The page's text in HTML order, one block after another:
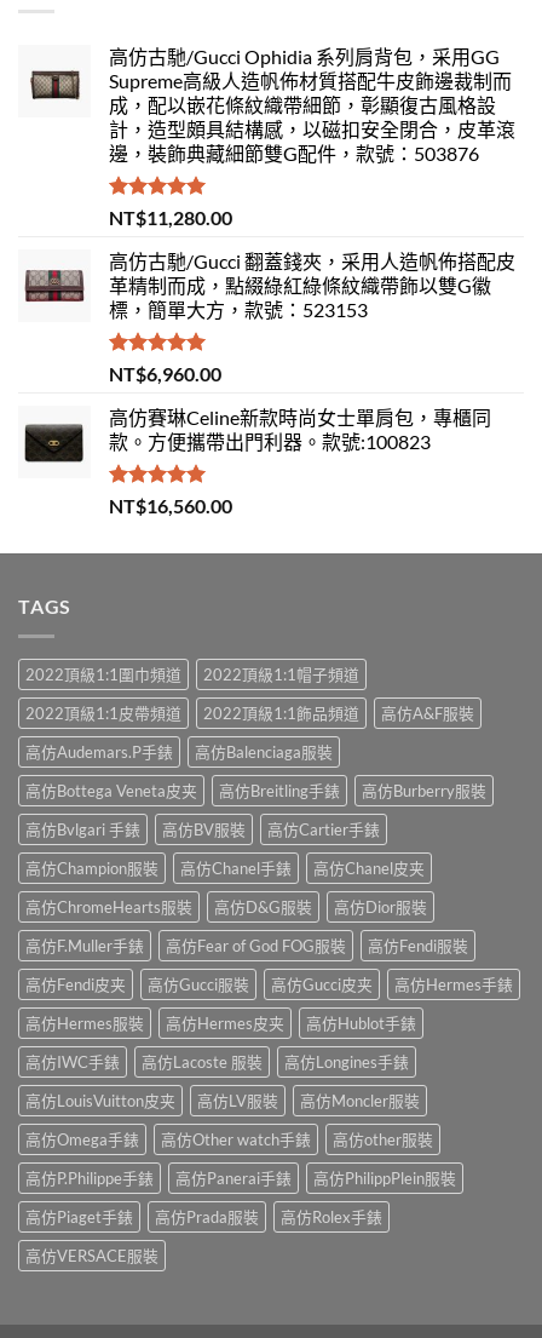
高仿古馳/Gucci Ophidia 系列肩背包，采用GG
Supreme高級人造帆佈材質搭配牛皮飾邊裁制而
成，配以嵌花條紋織帶細節，彰顯復古風格設
計，造型頗具結構感，以磁扣安全閉合，皮革滾
邊，裝飾典藏細節雙G配件，款號：503876
評分5.00
滿分 5
NT$11,280.00
高仿古馳/Gucci 翻蓋錢夾，采用人造帆佈搭配皮
革精制而成，點綴綠紅綠條紋織帶飾以雙G徽
標，簡單大方，款號：523153
評分 5.00
滿分 5
NT$6,960.00
高仿賽琳Celine新款時尚女士單肩包，專櫃同
款。方便攜帶出門利器。款號:100823
評分5.00
滿分 5
NT$16,560.00
TAGS
2022頂級1:1圍巾頻道
2022頂級1:1帽子頻道
2022頂級1:1皮帶頻道
2022頂級1:1飾品頻道
高仿A&F服裝
高仿Audemars.P手錶
高仿Balenciaga服裝
高仿Bottega Veneta皮夹
高仿Breitling手錶
高仿Burberry服裝
高仿Bvlgari 手錶
高仿BV服裝
高仿Cartier手錶
高仿Champion服裝
高仿Chanel手錶
高仿Chanel皮夹
高仿ChromeHearts服裝
高仿D&G服裝
高仿Dior服裝
高仿F.Muller手錶
高仿Fear of God FOG服裝
高仿Fendi服裝
高仿Fendi皮夹
高仿Gucci服裝 高仿Gucci皮夹
高仿Hermes手錶
高仿Hermes服裝
高仿Hermes皮夹
高仿Hublot手錶
高仿IWC手錶
高仿Lacoste 服裝
高仿Longines手錶
高仿LouisVuitton皮夹
高仿LV服裝
高仿Moncler服裝
高仿Omega手錶
高仿Other watch手錶
高仿other服裝
高仿P.Philippe手錶
高仿Panerai手錶
高仿PhilippPlein服裝
高仿Piaget手錶
高仿Prada服裝
高仿Rolex手錶
高仿VERSACE服裝